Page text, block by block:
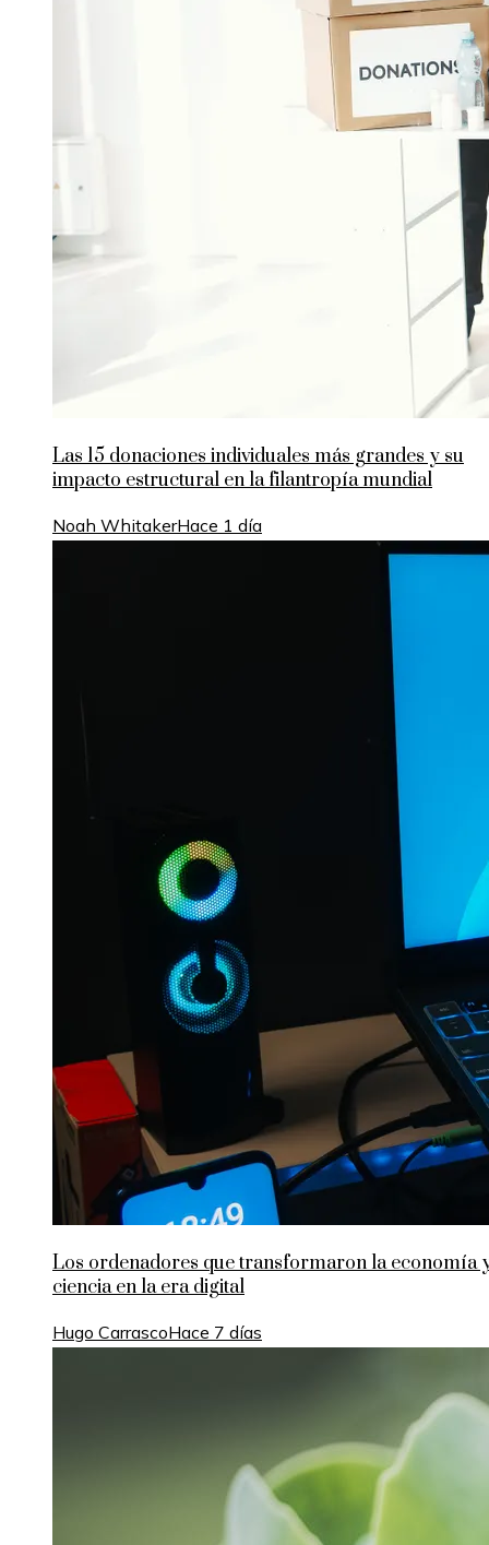
Las 15 donaciones individuales más grandes y su
impacto estructural en la filantropía mundial
Noah WhitakerHace 1 día
Los ordenadores que transformaron la economía
ciencia en la era digital
Hugo CarrascoHace 7 días